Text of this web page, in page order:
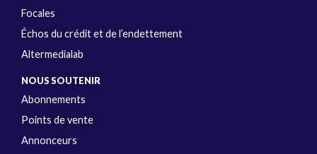
Focales
Échos du crédit et de l’endettement
Altermedialab
NOUS SOUTENIR
Abonnements
Points de vente
Annonceurs